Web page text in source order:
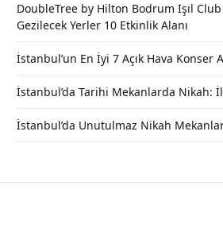
DoubleTree by Hilton Bodrum Işıl
Gezilecek Yerler 10 Etkinlik Alanı
İstanbul’un En İyi 7 Açık Hava Konser
İstanbul’da Tarihi Mekanlarda Nikah:
İstanbul’da Unutulmaz Nikah